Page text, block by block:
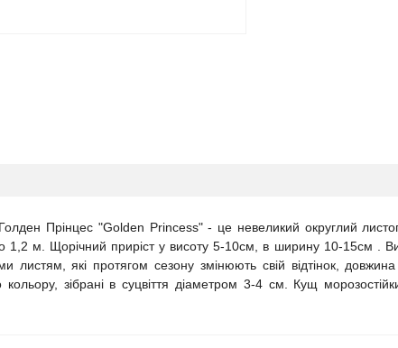
Прінцес "Golden Princess" - це невеликий округлий
1,2 м. Щорічний приріст у висоту 5-10см, в ширину 10-15см .
листям, які протягом сезону змінюють свій відтінок,
кольору, зібрані в суцвіття діаметром 3-4 см. Кущ